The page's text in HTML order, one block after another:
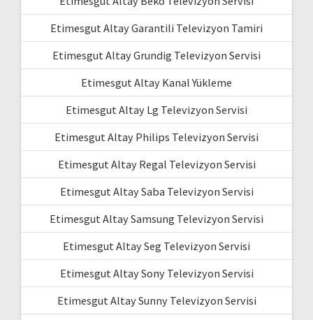
Etimesgut Altay Garantili Televizyon Tamiri
Etimesgut Altay Grundig Televizyon Servisi
Etimesgut Altay Kanal Yükleme
Etimesgut Altay Lg Televizyon Servisi
Etimesgut Altay Philips Televizyon Servisi
Etimesgut Altay Regal Televizyon Servisi
Etimesgut Altay Saba Televizyon Servisi
Etimesgut Altay Samsung Televizyon Servisi
Etimesgut Altay Seg Televizyon Servisi
Etimesgut Altay Sony Televizyon Servisi
Etimesgut Altay Sunny Televizyon Servisi